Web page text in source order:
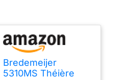
Bredemeijer
5310MS Théière